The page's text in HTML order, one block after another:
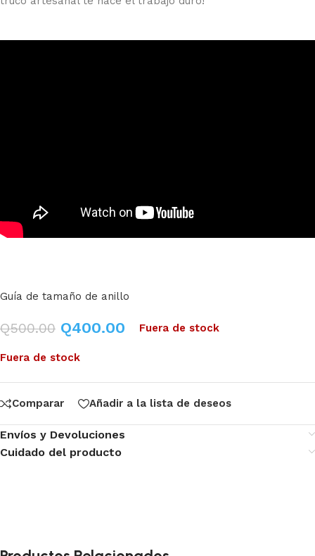
Guía de tamaño de anillo
Q500.00 Q400.00 Fuera de stock
Fuera de stock
Comparar Añadir a la lista de deseos
Envíos y Devoluciones
Cuidado del producto